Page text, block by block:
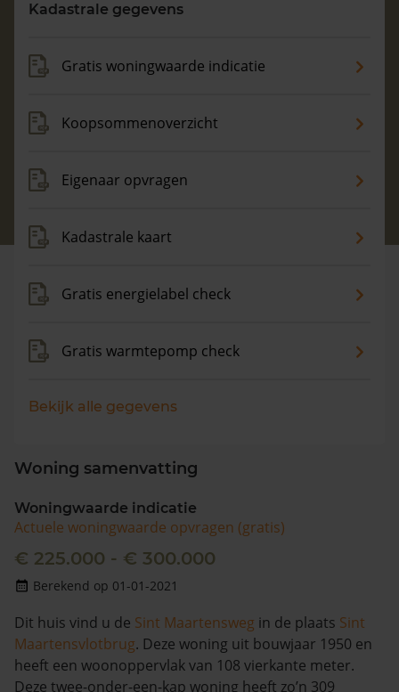
088 220 4200
Kadastrale gegevens
Gratis woningwaarde indicatie
Koopsommenoverzicht
Eigenaar opvragen
Kadastrale kaart
Gratis energielabel check
Gratis warmtepomp check
Bekijk alle gegevens
Woning samenvatting
Woningwaarde indicatie
Actuele woningwaarde opvragen (gratis)
€ 225.000 - € 300.000
Berekend op 01-01-2021
Dit huis vind u de Sint Maartensweg in de plaats Sint
Maartensvlotbrug. Deze woning uit bouwjaar 1950 en
heeft een woonoppervlak van 108 vierkante meter.
Deze twee-onder-een-kap woning heeft zo’n 309